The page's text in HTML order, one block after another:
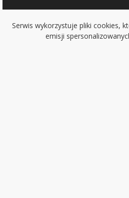
Serwis wykorzystuje pliki cookies,
emisji